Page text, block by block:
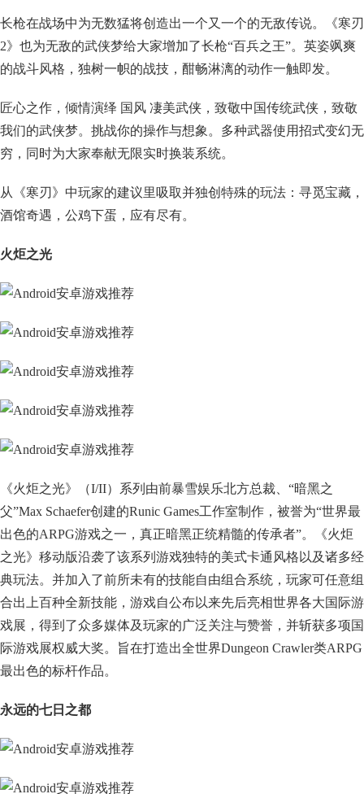
长枪在战场中为无数猛将创造出一个又一个的无敌传说。《寒刃
2》也为无敌的武侠梦给大家增加了长枪“百兵之王”。英姿飒爽
的战斗风格，独树一帜的战技，酣畅淋漓的动作一触即发。
匠心之作，倾情演绎 国风 凄美武侠，致敬中国传统武侠，致敬
我们的武侠梦。挑战你的操作与想象。多种武器使用招式变幻无
穷，同时为大家奉献无限实时换装系统。
从《寒刃》中玩家的建议里吸取并独创特殊的玩法：寻觅宝藏，
酒馆奇遇，公鸡下蛋，应有尽有。
火炬之光
《火炬之光》（I/II）系列由前暴雪娱乐北方总裁、“暗黑之
父”Max Schaefer创建的Runic Games工作室制作，被誉为“世界最
出色的ARPG游戏之一，真正暗黑正统精髓的传承者”。《火炬
之光》移动版沿袭了该系列游戏独特的美式卡通风格以及诸多经
典玩法。并加入了前所未有的技能自由组合系统，玩家可任意组
合出上百种全新技能，游戏自公布以来先后亮相世界各大国际游
戏展，得到了众多媒体及玩家的广泛关注与赞誉，并斩获多项国
际游戏展权威大奖。旨在打造出全世界Dungeon Crawler类ARPG
最出色的标杆作品。
永远的七日之都